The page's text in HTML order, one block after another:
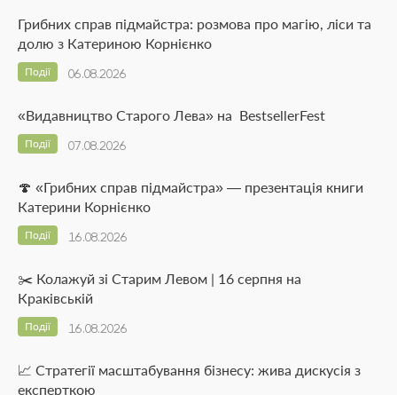
Грибних справ підмайстра: розмова про магію, ліси та
долю з Катериною Корнієнко
06.08.2026
Події
«Видавництво Старого Лева» на BestsellerFest
07.08.2026
Події
🍄 «Грибних справ підмайстра» — презентація книги
Катерини Корнієнко
16.08.2026
Події
✂️ Колажуй зі Старим Левом | 16 серпня на
Краківській
16.08.2026
Події
📈 Стратегії масштабування бізнесу: жива дискусія з
експерткою